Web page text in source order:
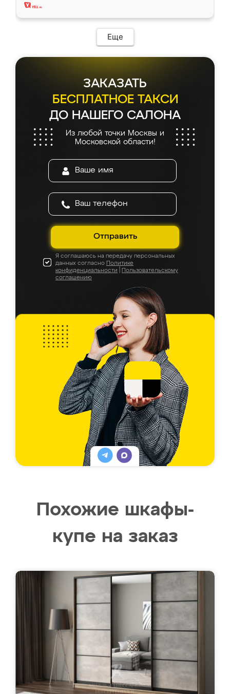
Еще
ЗАКАЗАТЬ
БЕСПЛАТНОЕ ТАКСИ
ДО НАШЕГО САЛОНА
Из любой точки Москвы и
Московской области!
Отправить
Я соглашаюсь на передачу персональных
данных согласно Политике
конфиденциальности
Пользовательскому
соглашению
Похожие шкафы-
купе на заказ